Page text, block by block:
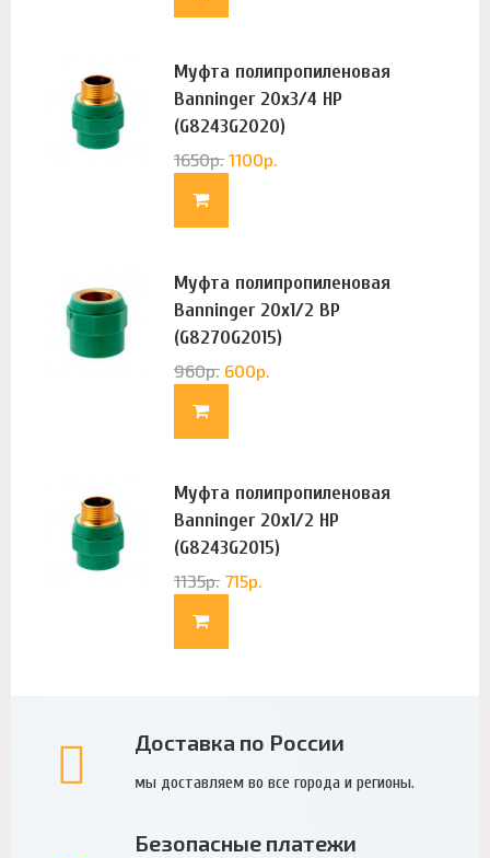
Муфта полипропиленовая
Banninger 20х3/4 НР
(G8243G2020)
1650р. 1100р.
Муфта полипропиленовая
Banninger 20х1/2 ВР
(G8270G2015)
960р. 600р.
Муфта полипропиленовая
Banninger 20х1/2 НР
(G8243G2015)
1135р. 715р.
Доставка по России
мы доставляем во все города и регионы.
Безопасные платежи